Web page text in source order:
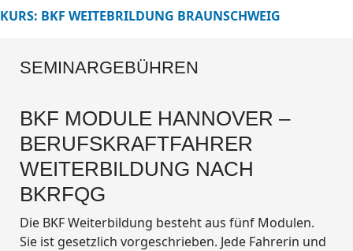
KURS: BKF WEITEBRILDUNG BRAUNSCHWEIG
SEMINARGEBÜHREN
BKF MODULE HANNOVER –
BERUFSKRAFTFAHRER
WEITERBILDUNG NACH
BKRFQG
Die BKF Weiterbildung besteht aus fünf Modulen.
Sie ist gesetzlich vorgeschrieben. Jede Fahrerin und